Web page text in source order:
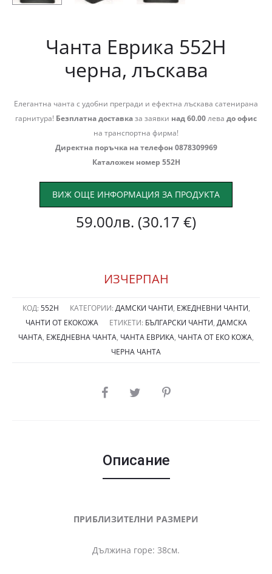
Чанта Еврика 552Н
черна, лъскава
Елегантна чанта с удобни прегради и ефектна лъскава сатенирана
гарнитура! Безплатна доставказа заявки над 60.00лева до офис
на транспортна фирма!
Директна поръчка на телефон 0878309969
Каталожен номер 552Н
ВИЖ ОЩЕ ИНФОРМАЦИЯ ЗА ПРОДУКТА
59.00лв. (30.17 €)
ИЗЧЕРПАН
КОД: 552Н КАТЕГОРИИ: ДАМСКИ ЧАНТИ, ЕЖЕДНЕВНИ ЧАНТИ,
ЧАНТИ ОТ ЕКОКОЖА
ЕТИКЕТИ: БЪЛГАРСКИ ЧАНТИ, ДАМСКА
ЧАНТА, ЕЖЕДНЕВНА ЧАНТА, ЧАНТА ЕВРИКА, ЧАНТА ОТ ЕКО КОЖА,
ЧЕРНА ЧАНТА
SHARE
Описание
ПРИБЛИЗИТЕЛНИ РАЗМЕРИ
Дължина горе: 38см.